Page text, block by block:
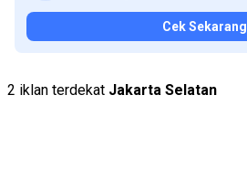
Cek Sekarang
2 iklan terdekat Jakarta Selatan